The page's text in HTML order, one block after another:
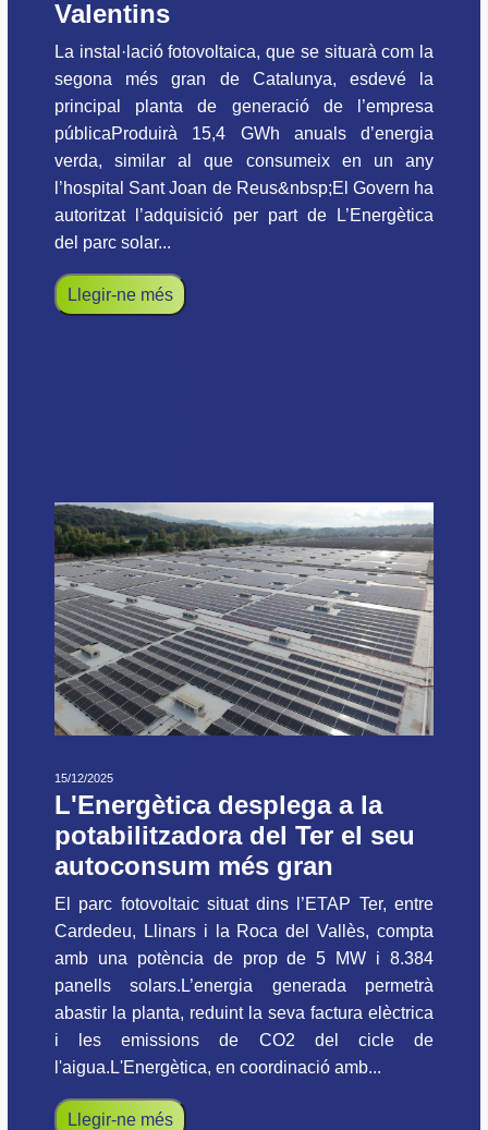
Valentins
La instal·lació fotovoltaica, que se situarà com la
segona més gran de Catalunya, esdevé la
principal planta de generació de l’empresa
públicaProduirà 15,4 GWh anuals d’energia
verda, similar al que consumeix en un any
l’hospital Sant Joan de Reus&nbsp;El Govern ha
autoritzat l’adquisició per part de L’Energètica
del parc solar...
Llegir-ne més
15/12/2025
L'Energètica desplega a la
potabilitzadora del Ter el seu
autoconsum més gran
El parc fotovoltaic situat dins l’ETAP Ter, entre
Cardedeu, Llinars i la Roca del Vallès, compta
amb una potència de prop de 5 MW i 8.384
panells solars.L’energia generada permetrà
abastir la planta, reduint la seva factura elèctrica
i les emissions de CO2 del cicle de
l'aigua.L'Energètica, en coordinació amb...
Llegir-ne més